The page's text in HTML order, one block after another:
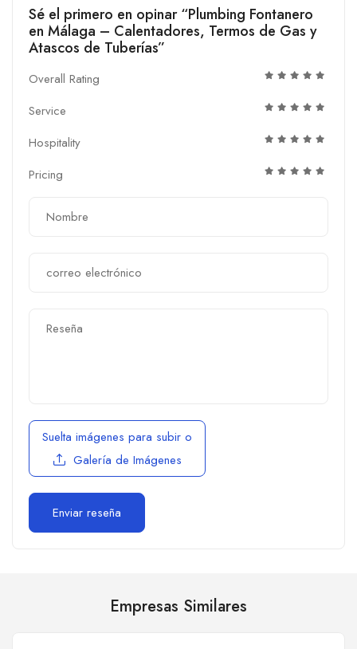
Sé el primero en opinar “Plumbing Fontanero
en Málaga – Calentadores, Termos de Gas y
Atascos de Tuberías”
Overall Rating
Service
Hospitality
Pricing
Suelta imágenes para subir o
Galería de Imágenes
Empresas Similares